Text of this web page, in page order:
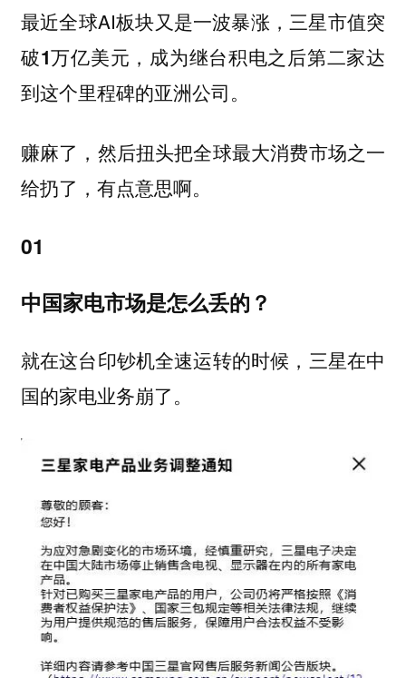
最近全球AI板块又是一波暴涨， 三星市值突
破1万亿美元，成为继台积电之后第二家达
到这个里程碑的亚洲公司。
赚麻了，然后扭头把全球最大消费市场之一
给扔了，有点意思啊。
01
中国家电市场是怎么丢的？
就在这台印钞机全速运转的时候，三星在中
国的家电业务崩了。